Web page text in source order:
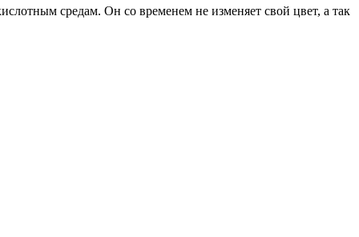
средам. Он со временем не изменяет свой цвет, а так